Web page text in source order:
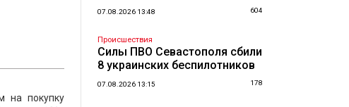
на покупку
07.08.2026 13:48 604
Происшествия
Силы ПВО Севастополя сбили
8 украинских беспилотников
07.08.2026 13:15 178